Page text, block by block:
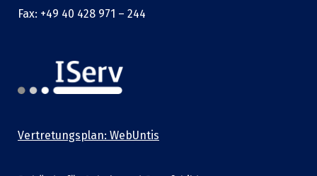
Fax: +49 40 428 971 – 244
Vertretungsplan: WebUntis